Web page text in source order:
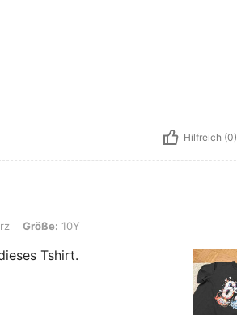
Hilfreich (0)
Größe: 10Y
Tshirt.